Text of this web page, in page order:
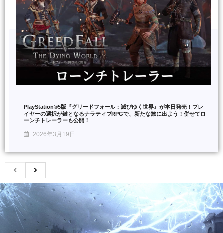
PlayStation®5版『グリードフォール：滅びゆく世界』が本日発売！プレ
イヤーの選択が鍵となるナラティブRPGで、新たな旅に出よう！併せてロ
ーンチトレーラーも公開！
2026年3月19日